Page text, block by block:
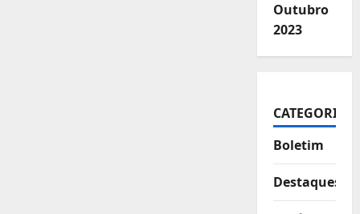
Outubro
2023
CATEGORIAS
Boletim
Destaques